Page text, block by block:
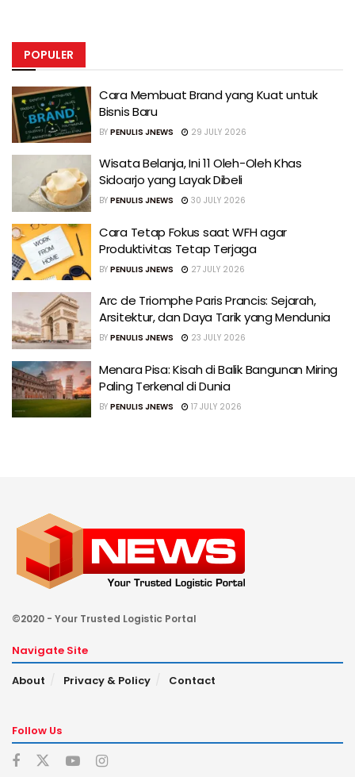
POPULER
Cara Membuat Brand yang Kuat untuk
Bisnis Baru
BY PENULIS JNEWS 29 JULY 2026
Wisata Belanja, Ini 11 Oleh-Oleh Khas
Sidoarjo yang Layak Dibeli
BY PENULIS JNEWS 30 JULY 2026
Cara Tetap Fokus saat WFH agar
Produktivitas Tetap Terjaga
BY PENULIS JNEWS 27 JULY 2026
Arc de Triomphe Paris Prancis: Sejarah,
Arsitektur, dan Daya Tarik yang Mendunia
BY PENULIS JNEWS 23 JULY 2026
Menara Pisa: Kisah di Balik Bangunan Miring
Paling Terkenal di Dunia
BY PENULIS JNEWS 17 JULY 2026
©2020 - Your Trusted Logistic Portal
Navigate Site
About
Privacy & Policy Contact
Follow Us